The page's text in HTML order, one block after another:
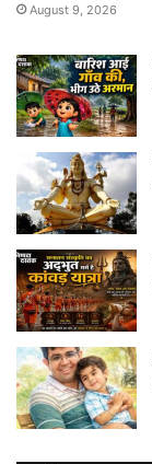
August 9, 2026